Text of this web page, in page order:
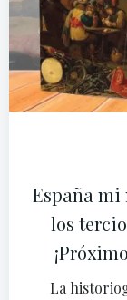
España mi
los
La